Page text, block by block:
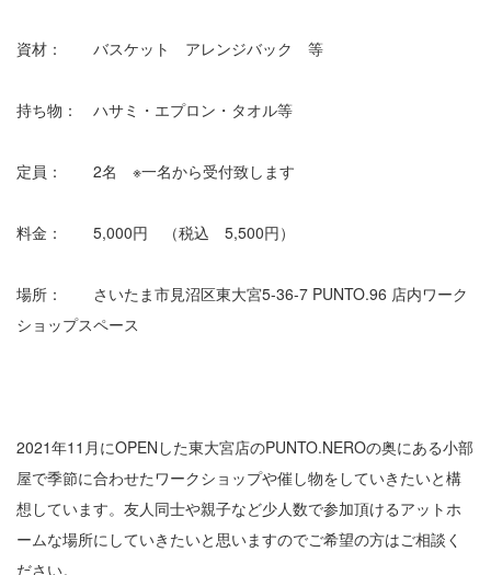
資材： バスケット アレンジバック 等
持ち物： ハサミ・エプロン・タオル等
定員： 2名 ※一名から受付致します
料金： 5,000円 （税込 5,500円）
場所： さいたま市見沼区東大宮5-36-7 PUNTO.96 店内ワーク
ショップスペース
2021年11月にOPENした東大宮店のPUNTO.NEROの奥にある小部
屋で季節に合わせたワークショップや催し物をしていきたいと構
想しています。友人同士や親子など少人数で参加頂けるアットホ
ームな場所にしていきたいと思いますのでご希望の方はご相談く
ださい。